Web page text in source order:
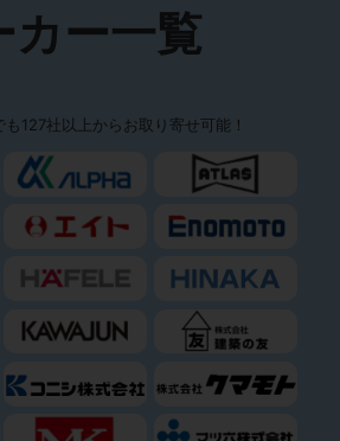
カー一覧
127社以上からお取り寄せ可能！